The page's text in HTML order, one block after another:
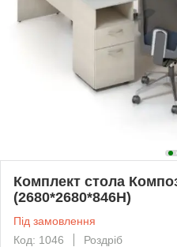
Комплект стола
(2680*2680*846H)
Під замовлення
Код: 1046
Роздріб